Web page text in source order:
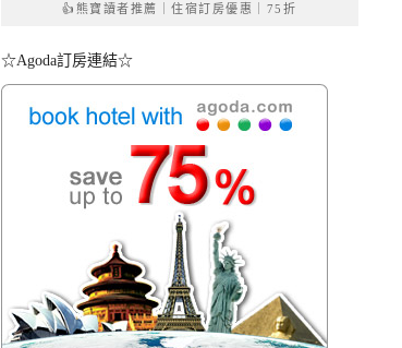
👍熊寶讀者推薦｜住宿訂房優惠｜75折
☆Agoda訂房連結☆